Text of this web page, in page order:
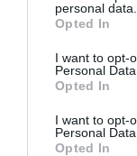
grant or deny
use your data for
consent section.
personal data.
Opted In
I want to opt-
Personal Data.
Opted In
I want to opt-
Personal
Opted In